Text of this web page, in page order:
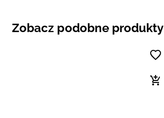
Zobacz podobne produkty